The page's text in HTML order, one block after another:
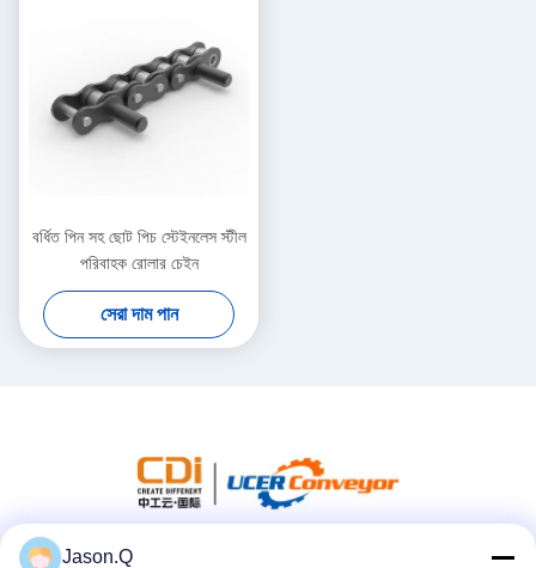
বর্ধিত পিন সহ ছোট পিচ স্টেইনলেস স্টীল
পরিবাহক রোলার চেইন
সেরা দাম পান
Jason.Q